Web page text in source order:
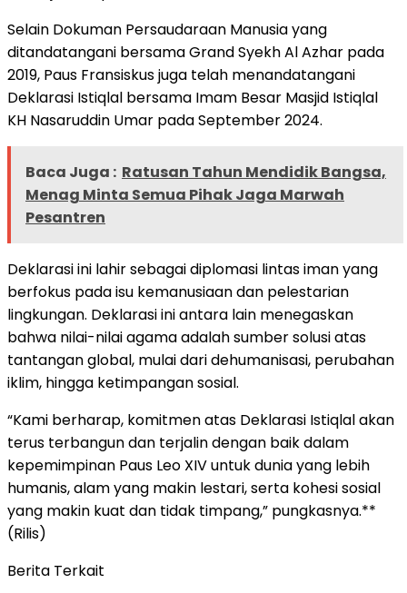
Selain Dokuman Persaudaraan Manusia yang
ditandatangani bersama Grand Syekh Al Azhar pada
2019, Paus Fransiskus juga telah menandatangani
Deklarasi Istiqlal bersama Imam Besar Masjid Istiqlal
KH Nasaruddin Umar pada September 2024.
Baca Juga : Ratusan Tahun Mendidik Bangsa,
Menag Minta Semua Pihak Jaga Marwah
Pesantren
Deklarasi ini lahir sebagai diplomasi lintas iman yang
berfokus pada isu kemanusiaan dan pelestarian
lingkungan. Deklarasi ini antara lain menegaskan
bahwa nilai-nilai agama adalah sumber solusi atas
tantangan global, mulai dari dehumanisasi, perubahan
iklim, hingga ketimpangan sosial.
“Kami berharap, komitmen atas Deklarasi Istiqlal akan
terus terbangun dan terjalin dengan baik dalam
kepemimpinan Paus Leo XIV untuk dunia yang lebih
humanis, alam yang makin lestari, serta kohesi sosial
yang makin kuat dan tidak timpang,” pungkasnya.**
(Rilis)
Berita Terkait